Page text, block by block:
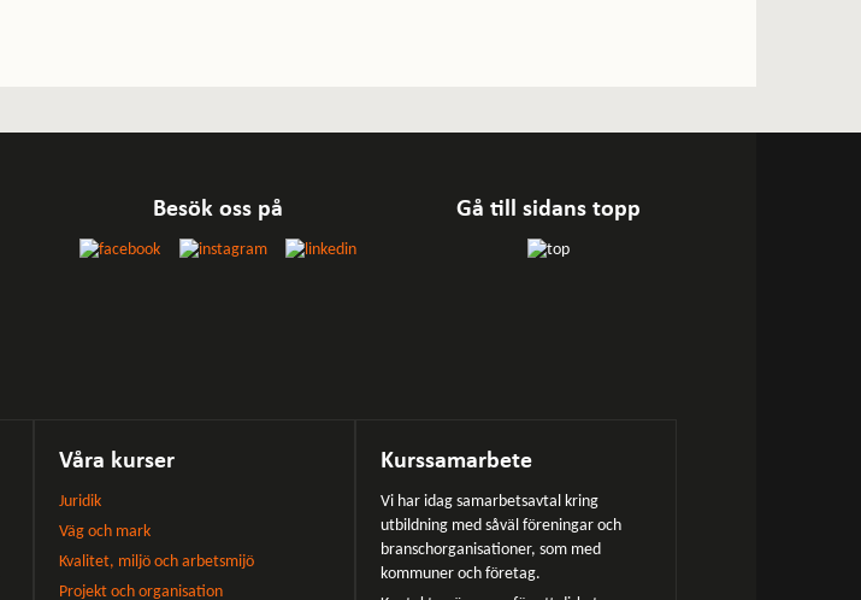
Besök oss på Gå till sidans topp
Våra kurser
Juridik
Väg och mark
Kvalitet, miljö och arbetsmijö
Projekt och organisation
Kurssamarbete
Vi har idag samarbetsavtal kring
utbildning med såväl föreningar och
branschorganisationer, som med
kommuner och företag.